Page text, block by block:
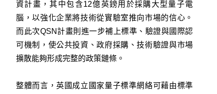
資計畫，其中包含12億英鎊用於採購大型量子電
腦，以強化企業將技術從實驗室推向市場的信心。
而此次QSN計畫則進一步補上標準、驗證與國際認
可機制，使公共投資、政府採購、技術驗證與市場
擴散能夠形成完整的政策鏈條。
整體而言，英國成立國家量子標準網絡可藉由標準